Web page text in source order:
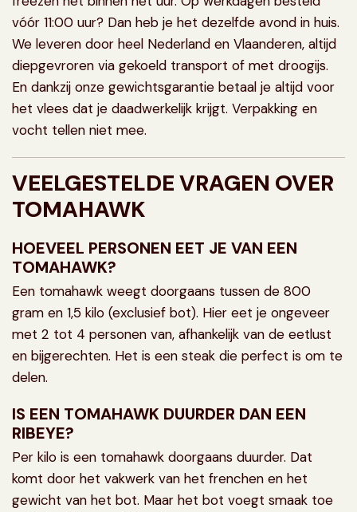
vóór 11:00 uur? Dan heb je het dezelfde avond in huis.
We leveren door heel Nederland en Vlaanderen, altijd
diepgevroren via gekoeld transport of met droogijs.
En dankzij onze gewichtsgarantie betaal je altijd voor
het vlees dat je daadwerkelijk krijgt. Verpakking en
vocht tellen niet mee.
VEELGESTELDE VRAGEN OVER
TOMAHAWK
HOEVEEL PERSONEN EET JE VAN EEN
TOMAHAWK?
Een tomahawk weegt doorgaans tussen de 800
gram en 1,5 kilo (exclusief bot). Hier eet je ongeveer
met 2 tot 4 personen van, afhankelijk van de eetlust
en bijgerechten. Het is een steak die perfect is om te
delen.
IS EEN TOMAHAWK DUURDER DAN EEN
RIBEYE?
Per kilo is een tomahawk doorgaans duurder. Dat
komt door het vakwerk van het frenchen en het
gewicht van het bot. Maar het bot voegt smaak toe